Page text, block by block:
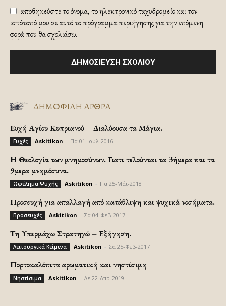
αποθηκεύστε το όνομα, το ηλεκτρονικό ταχυδρομείο και τον
ιστότοπό μου σε αυτό το πρόγραμμα περιήγησης για την επόμενη
φορά που θα σχολιάσω.
ΔΗΜΟΦΙΛΗ ΑΡΘΡΑ
Ευχή Αγίου Κυπριανού – Διαλύουσα τα Μάγια.
Ευχές Askitikon Πα 01-Ιούλ-2016
H Θεολογία των μνημοσύνων. Γιατι τελούνται τα 3ήμερα και τα
9μερα μνημόσυνα.
Ωφέλημα Ψυχής Askitikon Πα 25-Μάι-2018
Προσευχή για απαλλαγή από κατάθλιψη και ψυχικά νοσήματα.
Προσευχές Askitikon Σα 04-Φεβ-2017
Τη Υπερμάχω Στρατηγώ – Εξήγηση.
Λειτουργικά Κείμενα Askitikon Σα 25-Φεβ-2017
Πορτοκαλόπιτα αρωματική και νηστίσιμη
Νηστίσιμα Askitikon Δε 22-Απρ-2019